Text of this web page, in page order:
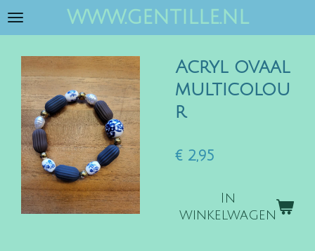
Ga
hoofdinhoud
www.gentille.nl
Acryl ovaal
multicolou
r
€ 2,95
In
winkelwagen